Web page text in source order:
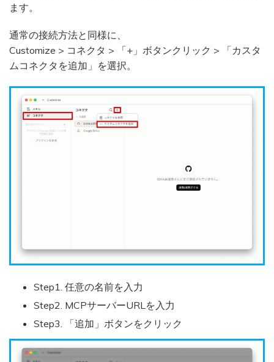
ます。
通常の接続方法と同様に、
Customize > コネクタ > 「+」ボタンクリック > 「カスタ
ムコネクタを追加」を選択。
Step1. 任意の名前を入力
Step2. MCPサーバーURLを入力
Step3. 「追加」ボタンをクリック